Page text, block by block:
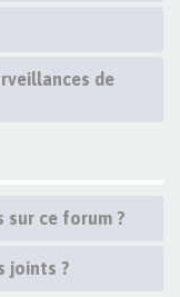
de
ce forum ?
joints ?